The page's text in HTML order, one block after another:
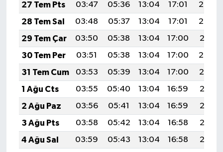
27 Tem Pts
03:47 05:36 13:04 17:01
20:23
28 Tem Sal
03:48 05:37 13:04 17:01
20:22
29 Tem Çar
03:50 05:38 13:04 17:00
20:21
30 Tem Per
03:51 05:38 13:04 17:00
20:20
31 Tem Cum
03:53 05:39 13:04 17:00
20:19
1 Ağu Cts
03:55 05:40 13:04 16:59
20:18
2 Ağu Paz
03:56 05:41 13:04 16:59
20:17
3 Ağu Pts
03:58 05:42 13:04 16:58
20:16
4 Ağu Sal
03:59 05:43 13:04 16:58
20:15